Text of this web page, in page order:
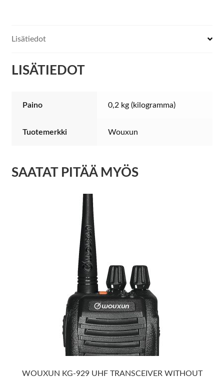
833
Lisätiedot
LISÄTIEDOT
Paino 0,2 kg (kilogramma)
Tuotemerkki Wouxun
SAATAT PITÄÄ MYÖS
WOUXUN KG-929 UHF TRANSCEIVER WITHOUT